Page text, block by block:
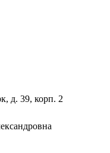
д. 39, корп. 2